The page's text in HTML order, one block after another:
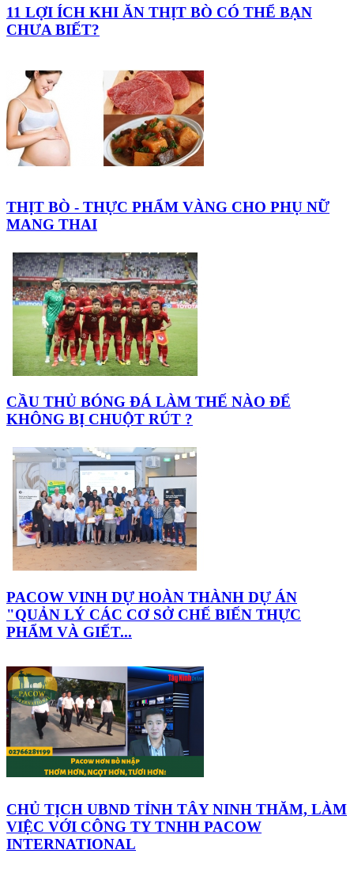
11 LỢI ÍCH KHI ĂN THỊT BÒ CÓ THỂ BẠN
CHƯA BIẾT?
THỊT BÒ - THỰC PHẨM VÀNG CHO PHỤ NỮ
MANG THAI
CẦU THỦ BÓNG ĐÁ LÀM THẾ NÀO ĐỂ
KHÔNG BỊ CHUỘT RÚT ?
PACOW VINH DỰ HOÀN THÀNH DỰ ÁN
"QUẢN LÝ CÁC CƠ SỞ CHẾ BIẾN THỰC
PHẨM VÀ GIẾT...
CHỦ TỊCH UBND TỈNH TÂY NINH THĂM, LÀM
VIỆC VỚI CÔNG TY TNHH PACOW
INTERNATIONAL